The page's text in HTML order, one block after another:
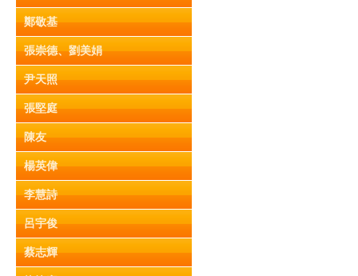
鄭敬基
張崇德、劉美娟
尹天照
張堅庭
陳友
楊英偉
李慧詩
呂宇俊
蔡志輝